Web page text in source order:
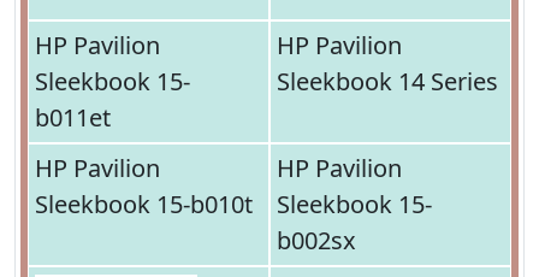
HP Pavilion
Sleekbook 15-
b011et
HP Pavilion
Sleekbook 14 Series
HP Pavilion
Sleekbook 15-b010t
HP Pavilion
Sleekbook 15-
b002sx